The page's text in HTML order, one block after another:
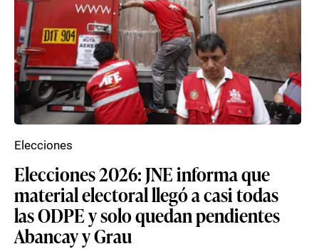
Elecciones 2026: JNE informa que
material electoral llegó a casi todas
las ODPE y solo quedan pendientes
Abancay y Grau
Elecciones